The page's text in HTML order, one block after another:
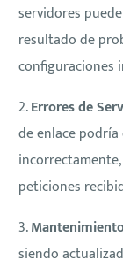
servidores
resultado de
configuraciones
2.Errores de
de enlace
peticiones
3.
siendo